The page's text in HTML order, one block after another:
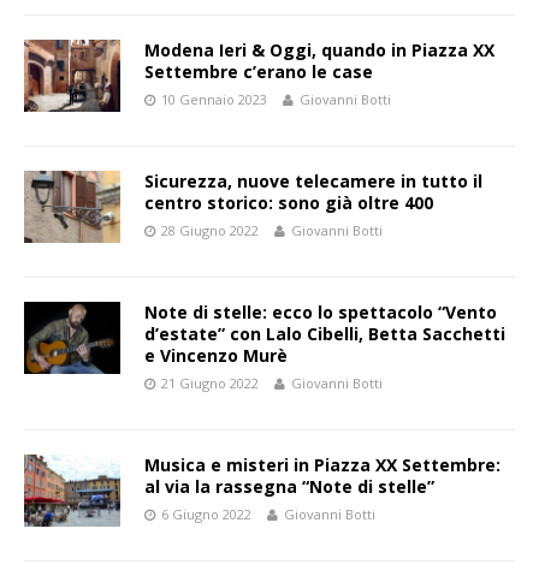
Modena Ieri & Oggi, quando in Piazza XX
Settembre c’erano le case
10 Gennaio 2023 Giovanni Botti
Sicurezza, nuove telecamere in tutto il
centro storico: sono già oltre 400
28 Giugno 2022 Giovanni Botti
Note di stelle: ecco lo spettacolo “Vento
d’estate” con Lalo Cibelli, Betta Sacchetti
e Vincenzo Murè
21 Giugno 2022 Giovanni Botti
Musica e misteri in Piazza XX Settembre:
al via la rassegna “Note di stelle”
6 Giugno 2022 Giovanni Botti